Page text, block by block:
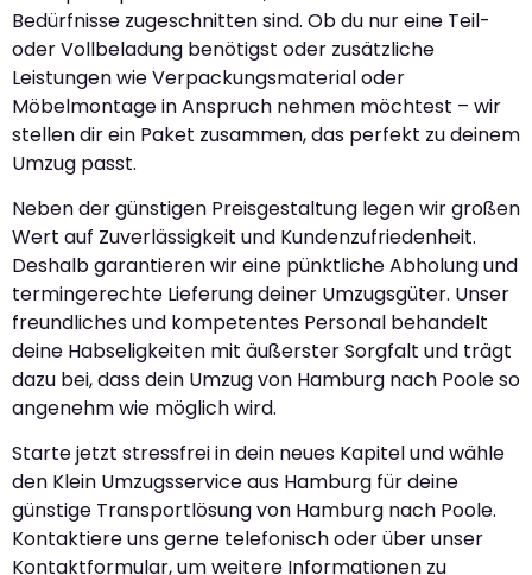
Bedürfnisse zugeschnitten sind. Ob du nur eine Teil-
oder Vollbeladung benötigst oder zusätzliche
Leistungen wie Verpackungsmaterial oder
Möbelmontage in Anspruch nehmen möchtest – wir
stellen dir ein Paket zusammen, das perfekt zu deinem
Umzug passt.
Neben der günstigen Preisgestaltung legen wir großen
Wert auf Zuverlässigkeit und Kundenzufriedenheit.
Deshalb garantieren wir eine pünktliche Abholung und
termingerechte Lieferung deiner Umzugsgüter. Unser
freundliches und kompetentes Personal behandelt
deine Habseligkeiten mit äußerster Sorgfalt und trägt
dazu bei, dass dein Umzug von Hamburg nach Poole so
angenehm wie möglich wird.
Starte jetzt stressfrei in dein neues Kapitel und wähle
den Klein Umzugsservice aus Hamburg für deine
günstige Transportlösung von Hamburg nach Poole.
Kontaktiere uns gerne telefonisch oder über unser
Kontaktformular, um weitere Informationen zu